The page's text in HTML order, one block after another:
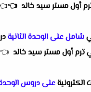
أول مستر سيد خالد 👈
شامل على الوحدة الثانية
ترم أول مستر سيد خالد 👈
الكترونيةعلى دروس الوحدة